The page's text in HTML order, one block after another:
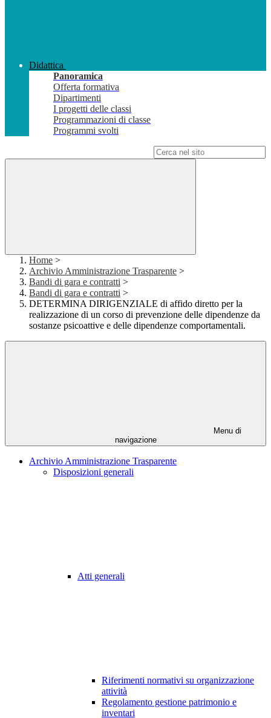
Didattica
Panoramica
Offerta formativa
Dipartimenti
I progetti delle classi
Programmazioni di classe
Programmi svolti
Home >
Archivio Amministrazione Trasparente >
Bandi di gara e contratti >
Bandi di gara e contratti >
DETERMINA DIRIGENZIALE di affido diretto per la
realizzazione di un corso di prevenzione delle dipendenze da
sostanze psicoattive e delle dipendenze comportamentali.
Menu di
navigazione
Archivio Amministrazione Trasparente
Disposizioni generali
Atti generali
Riferimenti normativi su organizzazione
attività
Regolamento gestione patrimonio e
inventari